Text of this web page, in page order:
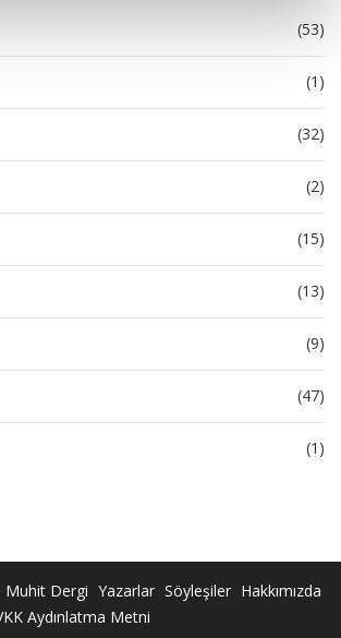
(53)
(1)
(32)
(2)
(15)
(13)
(9)
(47)
(1)
Muhit Dergi Yazarlar Söyleşiler Hakkımızda
Aydınlatma Metni